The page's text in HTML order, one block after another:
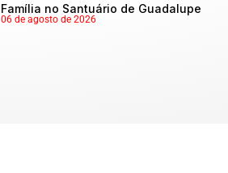
Família no Santuário de Guadalupe
06 de agosto de 2026